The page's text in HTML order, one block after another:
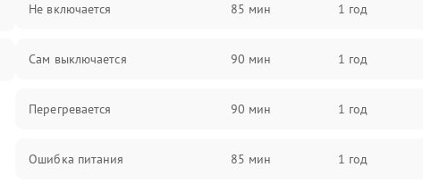
Не включается 85 мин 1 год
Сам выключается 90 мин 1 год
Перегревается 90 мин 1 год
Ошибка питания 85 мин 1 год